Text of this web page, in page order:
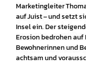
Marketingleiter
auf Juist – und setzt
Insel ein. Der
Erosion bedrohen auf
Bewohnerinnen und
achtsam und